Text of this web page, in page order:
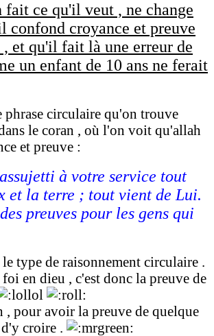
ce qu'il veut , ne change
confond croyance et preuve
, et qu'il fait là une erreur de
un enfant de 10 ans ne ferait
phrase circulaire qu'on trouve
le coran , où l'on voit qu'allah
et preuve :
à votre service tout
et la terre ; tout vient de Lui.
preuves pour les gens qui
type de raisonnement circulaire .
en dieu , c'est donc la preuve de
pour avoir la preuve de quelque
croire .